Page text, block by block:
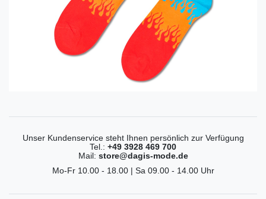
Unser Kundenservice steht Ihnen persönlich zur Verfügung
Tel.: +49 3928 469 700
Mail: store@dagis-mode.de
Mo-Fr 10.00 - 18.00 | Sa 09.00 - 14.00 Uhr